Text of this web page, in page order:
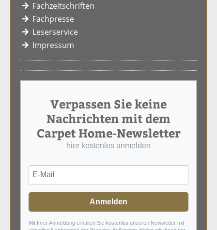
Fachzeitschriften
Fachpresse
Leserservice
Impressum
Verpassen Sie keine
Nachrichten mit dem
Carpet Home-Newsletter
hier kostenlos anmelden
Anmelden
Mit Ihrer Anmeldung erhalten Sie kostenlos unseren Newsletter mit